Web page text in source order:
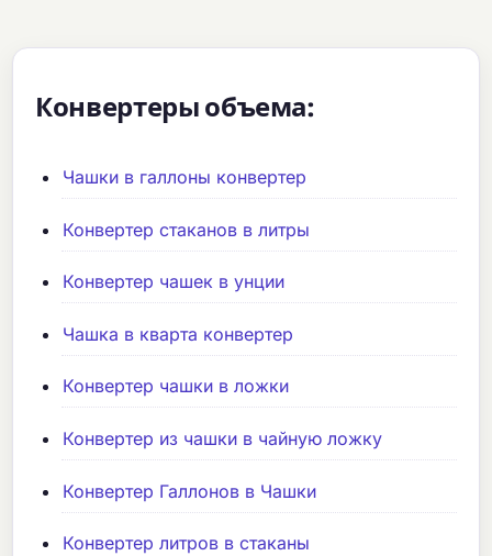
Конвертеры объема:
Чашки в галлоны конвертер
Конвертер стаканов в литры
Конвертер чашек в унции
Чашка в кварта конвертер
Конвертер чашки в ложки
Конвертер из чашки в чайную ложку
Конвертер Галлонов в Чашки
Конвертер литров в стаканы